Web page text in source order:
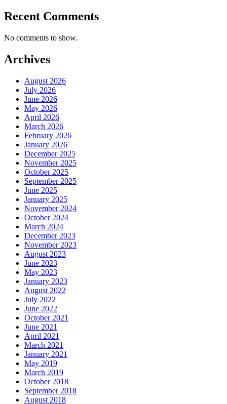
Recent Comments
No comments to show.
Archives
August 2026
July 2026
June 2026
May 2026
April 2026
March 2026
February 2026
January 2026
December 2025
November 2025
October 2025
September 2025
June 2025
January 2025
November 2024
October 2024
March 2024
December 2023
November 2023
August 2023
June 2023
May 2023
January 2023
August 2022
July 2022
June 2022
October 2021
June 2021
April 2021
March 2021
January 2021
May 2019
March 2019
October 2018
September 2018
August 2018